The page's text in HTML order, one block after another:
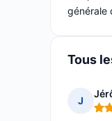
générale
Tous
J